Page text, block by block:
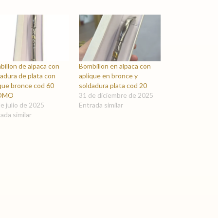
de alpaca con
de plata con
bronce cod 60
julio de 2025
similar
Bombillon en alpaca con
aplique en bronce y
soldadura plata cod 20
31 de diciembre de 2025
Entrada similar